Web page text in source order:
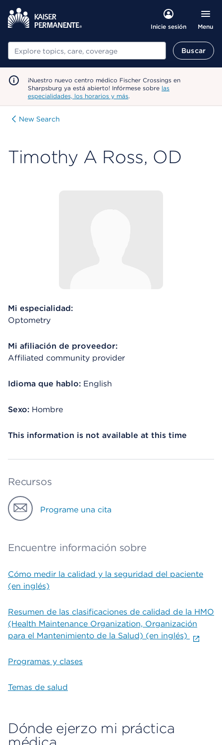
Inicie sesión Menu
Buscar Buscar
¡Nuestro nuevo centro médico Fischer Crossings en
Sharpsburg ya está abierto! Infórmese sobre las
especialidades, los horarios y más.
New Search
Timothy A Ross, OD
Mi especialidad:
Optometry
Mi afiliación de proveedor:
Affiliated community provider
Idioma que hablo: English
Sexo: Hombre
This information is not available at this time
Recursos
Programe una cita
Encuentre información sobre
Cómo medir la calidad y la seguridad del paciente
(en inglés)
Resumen de las clasificaciones de calidad de la HMO
(Health Maintenance Organization, Organización
para el Mantenimiento de la Salud) (en inglés)
Programas y clases
Temas de salud
Dónde ejerzo mi práctica